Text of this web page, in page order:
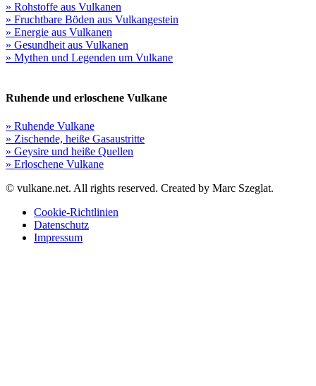
» Rohstoffe aus Vulkanen
» Fruchtbare Böden aus Vulkangestein
» Energie aus Vulkanen
» Gesundheit aus Vulkanen
» Mythen und Legenden um Vulkane
Ruhende und erloschene Vulkane
» Ruhende Vulkane
» Zischende, heiße Gasaustritte
» Geysire und heiße Quellen
» Erloschene Vulkane
© vulkane.net. All rights reserved. Created by Marc Szeglat.
Cookie-Richtlinien
Datenschutz
Impressum